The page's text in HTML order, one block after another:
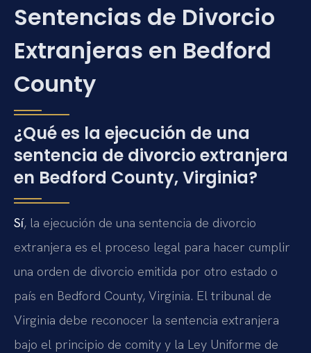
Sentencias de Divorcio
Extranjeras en Bedford
County
¿Qué es la ejecución de una
sentencia de divorcio extranjera
en Bedford County, Virginia?
Sí, la ejecución de una sentencia de divorcio
extranjera es el proceso legal para hacer cumplir
una orden de divorcio emitida por otro estado o
país en Bedford County, Virginia. El tribunal de
Virginia debe reconocer la sentencia extranjera
bajo el principio de comity y la Ley Uniforme de